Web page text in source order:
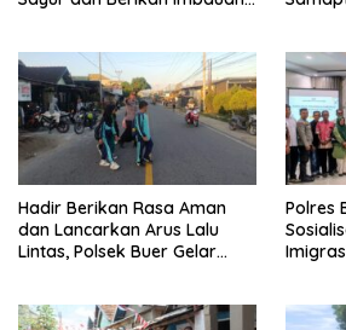
Hadir Berikan Rasa Aman
dan Lancarkan Arus Lalu
Lintas, Polsek Buer Gelar
Polres